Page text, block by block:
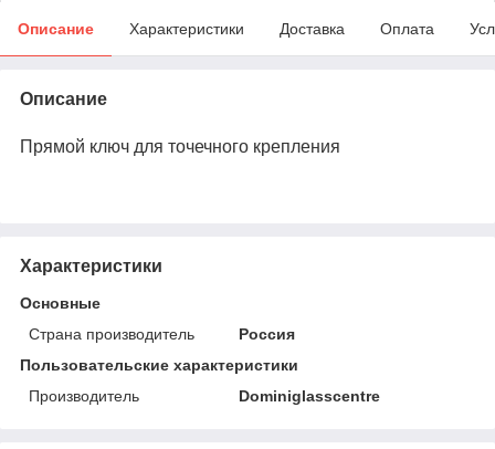
Описание Характеристики Доставка Оплата
Описание
Прямой ключ для точечного крепления
Характеристики
Основные
Страна производитель
Россия
Пользовательские характеристики
Производитель
Dominiglasscentre